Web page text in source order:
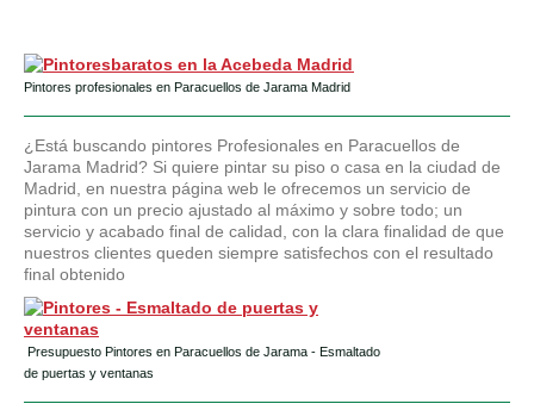
Pintores profesionales en Paracuellos de Jarama Madrid
¿Está buscando pintores Profesionales en Paracuellos de
Jarama Madrid? Si quiere pintar su piso o casa en la ciudad de
Madrid, en nuestra página web le ofrecemos un servicio de
pintura con un precio ajustado al máximo y sobre todo; un
servicio y acabado final de calidad, con la clara finalidad de que
nuestros clientes queden siempre satisfechos con el resultado
final obtenido
Presupuesto Pintores en Paracuellos de Jarama - Esmaltado
de puertas y ventanas